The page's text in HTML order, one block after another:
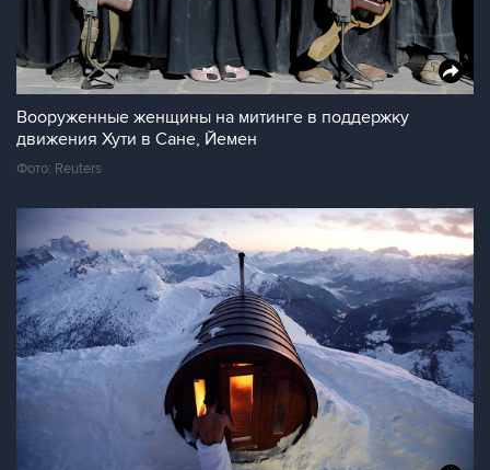
Вооруженные женщины на митинге в поддержку
движения Хути в Сане, Йемен
Фото: Reuters